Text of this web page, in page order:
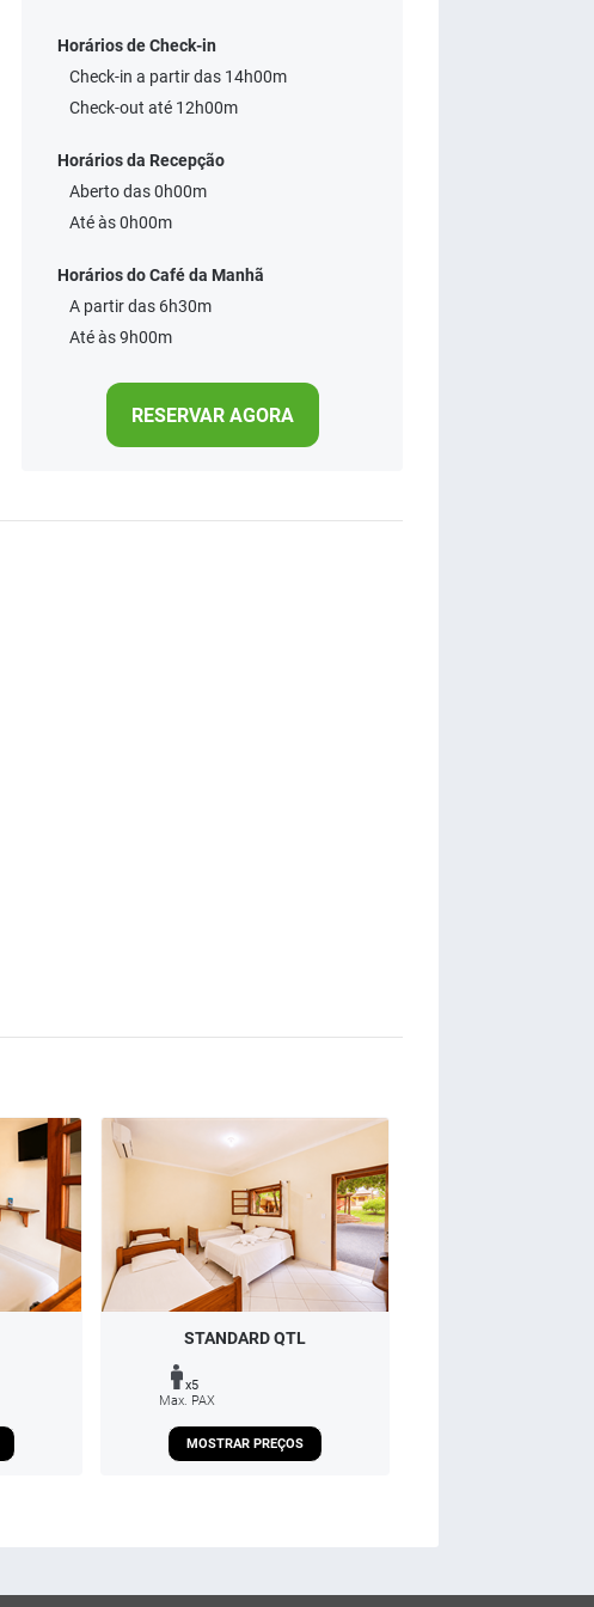
Horários de Check-in
Check-in a partir das 14h00m
Check-out até 12h00m
Horários da Recepção
Aberto das 0h00m
Até às 0h00m
Horários do Café da Manhã
A partir das 6h30m
Até às 9h00m
RESERVAR AGORA
STANDARD QTL
x5
Max. PAX
MOSTRAR PREÇOS